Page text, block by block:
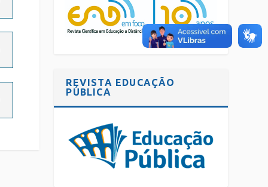
REVISTA EDUCAÇÃO
PÚBLICA